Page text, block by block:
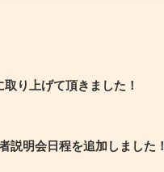
り上げて頂きました！
説明会日程を追加しました！